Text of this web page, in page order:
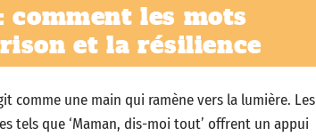
comment les mots
et la résilience
comme une main qui ramène vers la lumière. Les
tels que ‘Maman, dis-moi tout’ offrent un appui